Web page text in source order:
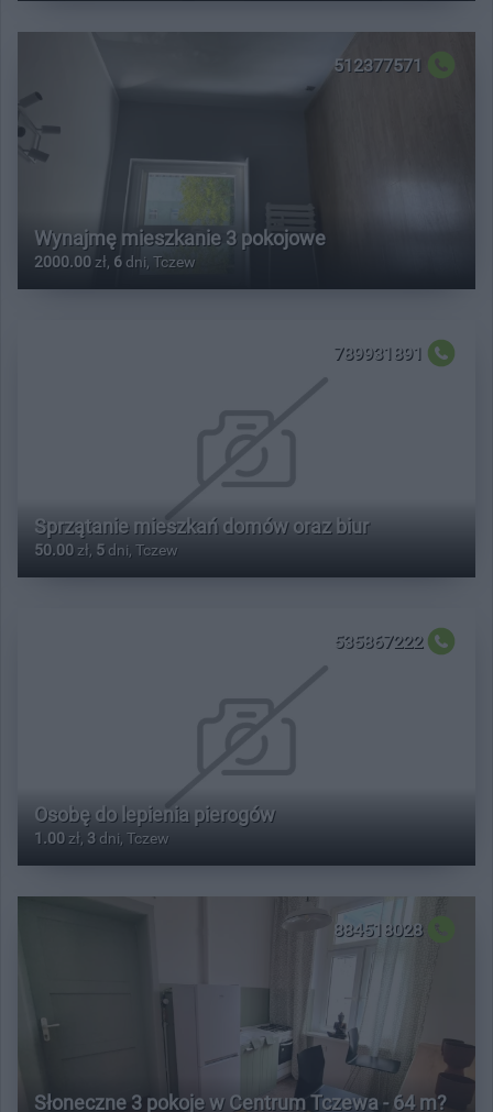
512377571
Wynajmę mieszkanie 3 pokojowe
2000.00 zł, 6 dni, Tczew
789931891
Sprzątanie mieszkań domów oraz biur
50.00 zł, 5 dni, Tczew
535867222
Osobę do lepienia pierogów
1.00 zł, 3 dni, Tczew
884518028
Słoneczne 3 pokoje w Centrum Tczewa - 64 m?